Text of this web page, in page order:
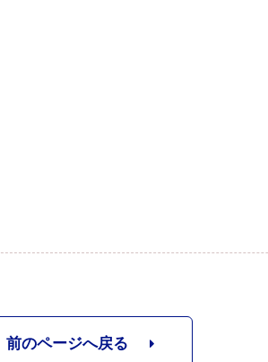
前のページへ戻る